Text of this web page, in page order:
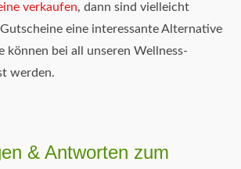
verkaufen, dann sind vielleicht
eine interessante Alternative
können bei all unseren Wellness-
werden.
& Antworten zum